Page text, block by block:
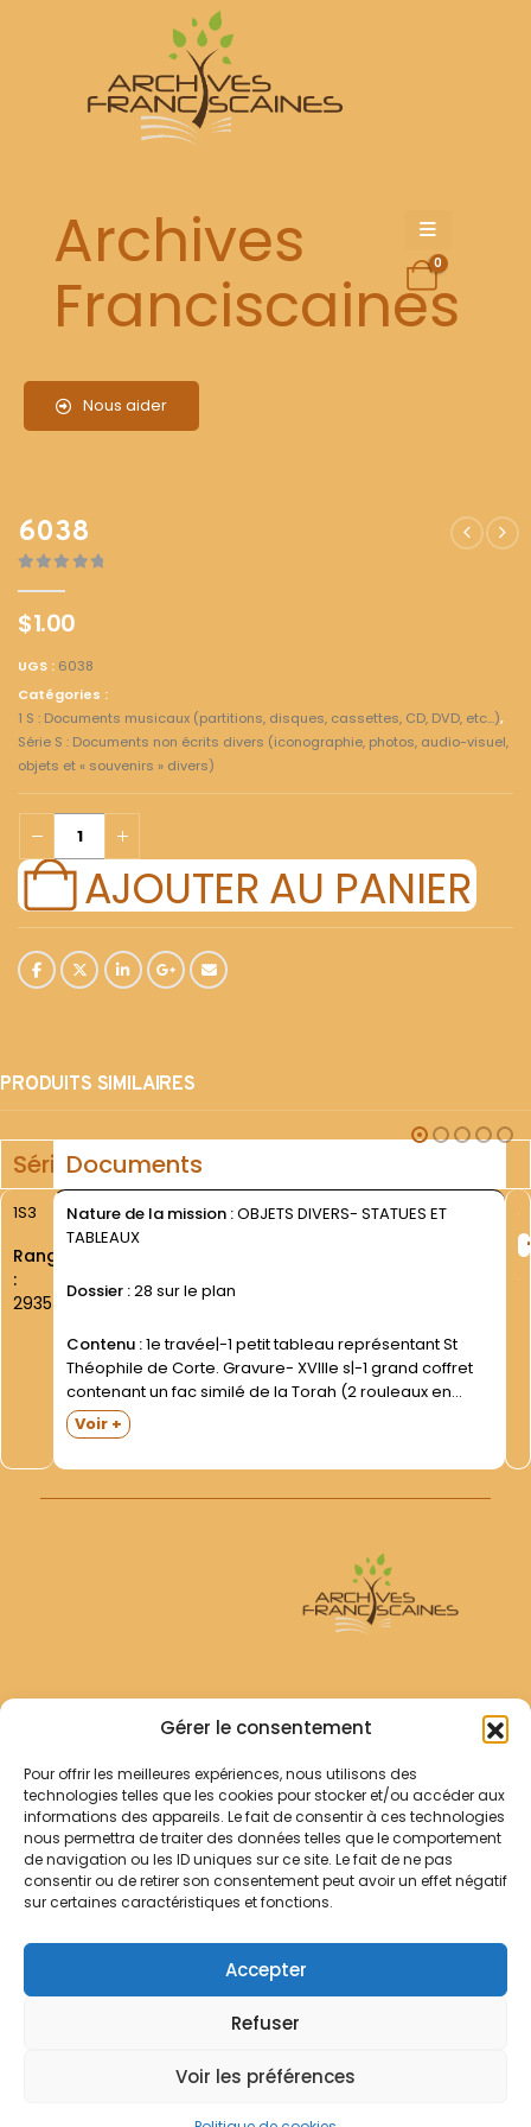
Gérer le consentement
Pour offrir les meilleures expériences, nous utilisons des
technologies telles que les cookies pour stocker et/ou accéder aux
informations des appareils. Le fait de consentir à ces technologies
nous permettra de traiter des données telles que le comportement
de navigation ou les ID uniques sur ce site. Le fait de ne pas
consentir ou de retirer son consentement peut avoir un effet négatif
sur certaines caractéristiques et fonctions.
Accepter
Refuser
Voir les préférences
Archives
Franciscaines
Nous aider
0
6038
$1.00
UGS : 6038
Catégories :
1 S : Documents musicaux (partitions, disques, cassettes, CD, DVD, etc...),
Série S : Documents non écrits divers (iconographie, photos, audio-visuel,
objets et « souvenirs » divers)
AJOUTER AU PANIER
PRODUITS SIMILAIRES
SérieDocuments
1S3
Rang
:
2935
Nature de la mission :OBJETS DIVERS- STATUES ET
TABLEAUX
Dossier :28 sur le plan
Contenu :1e travée|-1 petit tableau représentant St
Théophile de Corte. Gravure- XVIIIe s|-1 grand coffret
contenant un fac similé de la Torah (2 rouleaux en
hébreu- masqué par un rideau violet). Offert sans
doute à Mgr Augustin Sépinski|-1 grande photo :...
Voir +
Archives Franciscaines
RECHERCHER
Comment chercher ?
Les archives
Notre démarche
Contact